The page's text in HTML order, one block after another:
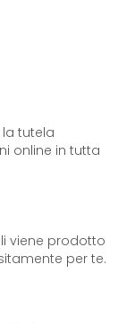
la tutela
online in tutta
viene prodotto
per te.